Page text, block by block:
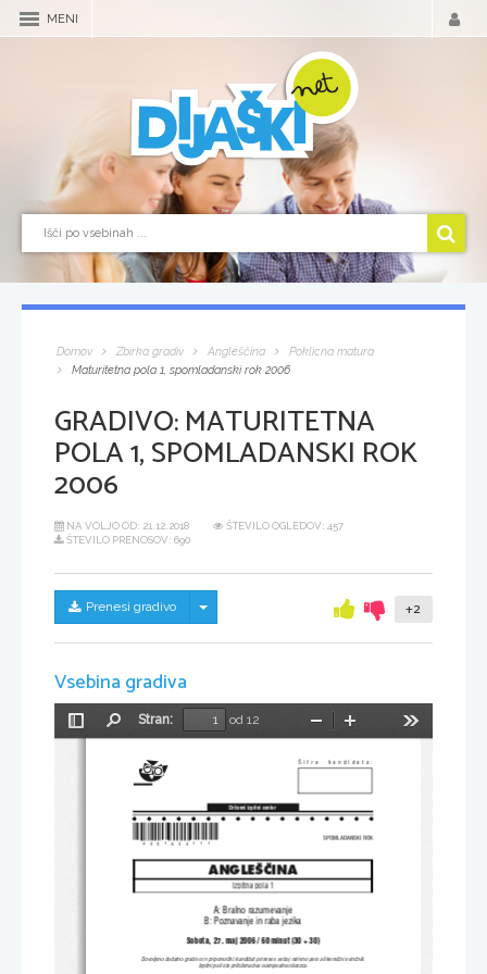
MENI
Domov Zbirka gradiv Angleščina
Poklicna matura
Maturitetna pola 1, spomladanski rok 2006
GRADIVO:MATURITETNA
POLA 1, SPOMLADANSKI ROK
2006
NA VOLJO OD: 21.12.2018
ŠTEVILO OGLEDOV: 457
ŠTEVILO PRENOSOV: 690
Prenesi gradivo Skrij/prikaži meni +2
Vsebina gradiva
Preklopi
Stran:
od 12
Pomanjšaj
[ifra  kandidata:
Dr`avni izpitni center
Sobota, 27. maj 2006 / 60 minut (30 + 30)
Izpitna pola 1
ANGLE[^INA
Dovoljeno dodatno gradivo in pripomo~ki: kandidat prinese s seboj nalivno pero ali kemi~ni svin~nik.
Izpitni poli sta prilo`ena dva ocenjevalna obrazca.
A: Bralno razumevanje
B: Poznavanje in raba jezika
SPOMLADANSKI ROK